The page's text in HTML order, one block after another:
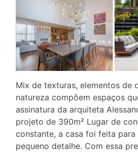
Mix de texturas, elementos de
natureza compõem espaços
assinatura da arquiteta
projeto de 390m² Lugar de
constante, a casa foi feita
pequeno detalhe. Com essa